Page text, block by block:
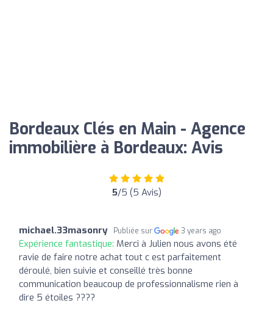
Bordeaux Clés en Main - Agence
immobilière à Bordeaux: Avis
5/5 (5 Avis)
michael.33masonry Publiée sur 3 years ago
Expérience fantastique: Merci à Julien nous avons été
ravie de faire notre achat tout c est parfaitement
déroulé, bien suivie et conseillé très bonne
communication beaucoup de professionnalisme rien à
dire 5 étoiles ????